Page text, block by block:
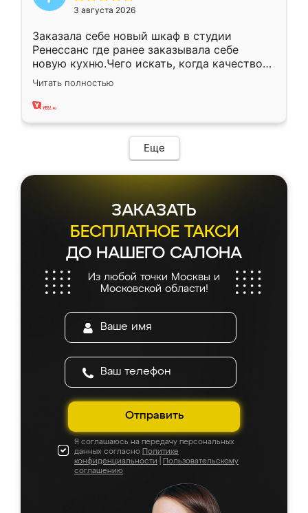
3 августа 2026
Заказала себе новый шкаф в студии
Ренессанс где ранее заказывала себе
новую кухню.Чего искать, когда качеством
вполне довольна. Служит кухня уже почти
два года, нареканий нет.
Читать полностью
Еще
ЗАКАЗАТЬ
БЕСПЛАТНОЕ ТАКСИ
ДО НАШЕГО САЛОНА
Из любой точки Москвы и
Московской области!
Отправить
Я соглашаюсь на передачу персональных
данных согласно Политике
конфиденциальности
Пользовательскому
соглашению